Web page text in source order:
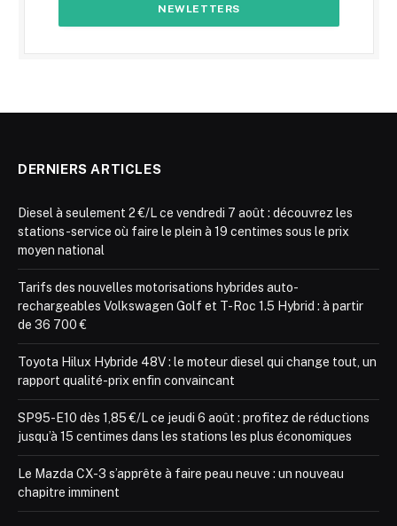
DERNIERS ARTICLES
Diesel à seulement 2 €/L ce vendredi 7 août : découvrez les
stations-service où faire le plein à 19 centimes sous le prix
moyen national
Tarifs des nouvelles motorisations hybrides auto-
rechargeables Volkswagen Golf et T-Roc 1.5 Hybrid : à partir
de 36 700 €
Toyota Hilux Hybride 48V : le moteur diesel qui change tout, un
rapport qualité-prix enfin convaincant
SP95-E10 dès 1,85 €/L ce jeudi 6 août : profitez de réductions
jusqu’à 15 centimes dans les stations les plus économiques
Le Mazda CX-3 s’apprête à faire peau neuve : un nouveau
chapitre imminent